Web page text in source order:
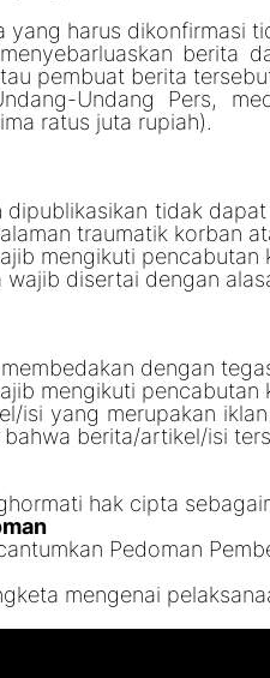
yang harus dikonfirmasi
berita
pembuat berita
Undang Pers,
ratus juta rupiah).
tidak
traumatik korban
mengikuti
wajib disertai dengan
dengan
mengikuti
isi yang merupakan iklan
berita/artikel/isi
hak cipta
Pedoman
mengenai